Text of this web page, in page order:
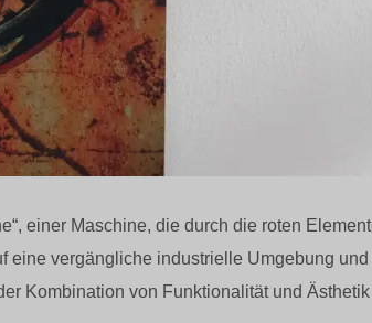
einer Maschine, die durch die roten
eine vergängliche industrielle Umgebung
Kombination von Funktionalität und